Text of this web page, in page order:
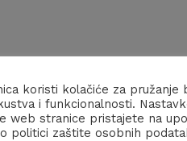
znanosti (12.05.1994. –
koristi kolačiće za pružanje
i funkcionalnosti.
web stranice pristajete na
politici zaštite osobnih